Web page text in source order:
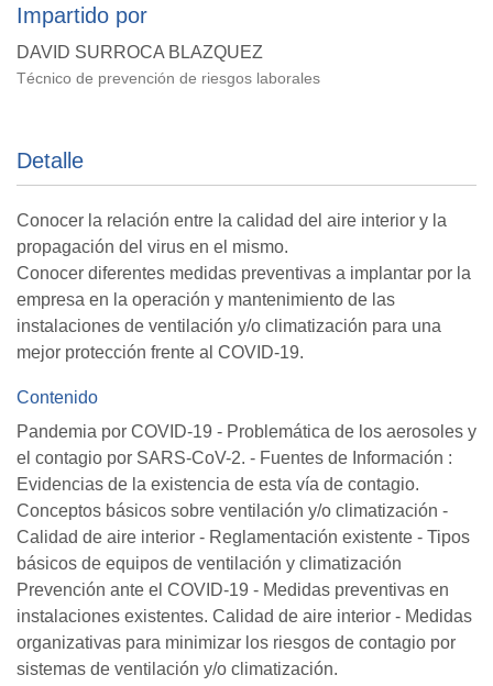
Impartido por
DAVID SURROCA BLAZQUEZ
Técnico de prevención de riesgos laborales
Detalle
Conocer la relación entre la calidad del aire interior y la
propagación del virus en el mismo.
Conocer diferentes medidas preventivas a implantar por la
empresa en la operación y mantenimiento de las
instalaciones de ventilación y/o climatización para una
mejor protección frente al COVID-19.
Contenido
Pandemia por COVID-19 - Problemática de los aerosoles y
el contagio por SARS-CoV-2. - Fuentes de Información :
Evidencias de la existencia de esta vía de contagio.
Conceptos básicos sobre ventilación y/o climatización -
Calidad de aire interior - Reglamentación existente - Tipos
básicos de equipos de ventilación y climatización
Prevención ante el COVID-19 - Medidas preventivas en
instalaciones existentes. Calidad de aire interior - Medidas
organizativas para minimizar los riesgos de contagio por
sistemas de ventilación y/o climatización.